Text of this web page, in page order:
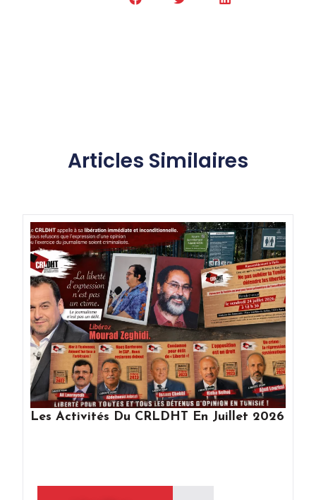
Articles Similaires
Les Activités Du CRLDHT En Juillet 2026